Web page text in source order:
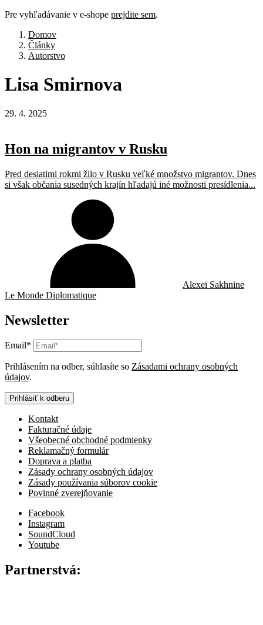
Pre vyhľadávanie v e-shope prejdite sem.
Domov
Články
Autorstvo
Lisa Smirnova
29. 4. 2025
Hon na migrantov v Rusku
Pred desiatimi rokmi žilo v Rusku veľké množstvo migrantov. Dnes
si však občania susedných krajín hľadajú iné možnosti presídlenia...
Alexeï Sakhnine
Le Monde Diplomatique
Newsletter
Email*
Prihlásením na odber, súhlasíte so Zásadami ochrany osobných
údajov.
Prihlásiť k odberu
Kontakt
Fakturačné údaje
Všeobecné obchodné podmienky
Reklamačný formulár
Doprava a platba
Zásady ochrany osobných údajov
Zásady používania súborov cookie
Povinné zverejňovanie
Facebook
Instagram
SoundCloud
Youtube
Partnerstvá: